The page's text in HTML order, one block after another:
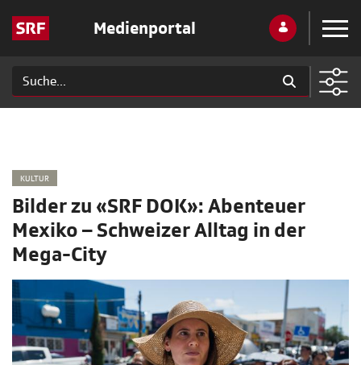
Medienportal
KULTUR
Bilder zu «SRF DOK»: Abenteuer
Mexiko – Schweizer Alltag in der
Mega-City